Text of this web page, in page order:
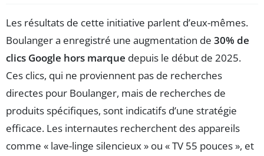
Les résultats de cette initiative parlent d’eux-mêmes.
Boulanger a enregistré une augmentation de 30% de
clics Google hors marque depuis le début de 2025.
Ces clics, qui ne proviennent pas de recherches
directes pour Boulanger, mais de recherches de
produits spécifiques, sont indicatifs d’une stratégie
efficace. Les internautes recherchent des appareils
comme « lave-linge silencieux » ou « TV 55 pouces », et